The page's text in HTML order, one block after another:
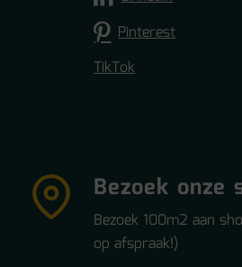
Pinterest
TikTok
Bezoek onze
Bezoek 100m2 aan
op afspraak!)